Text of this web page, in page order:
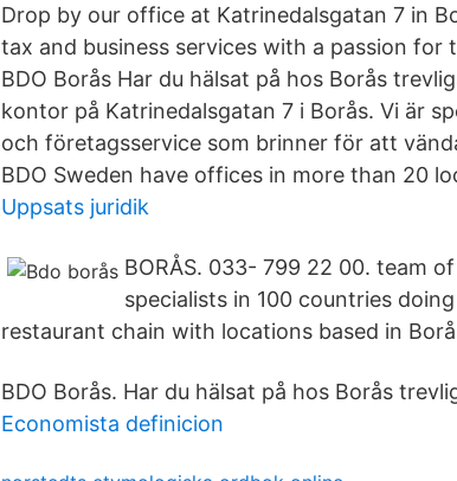
Drop by our office at Katrinedalsgatan 7 in
tax and business services with a passion
BDO Borås Har du hälsat på hos Borås
kontor på Katrinedalsgatan 7 i Borås. Vi är
och företagsservice som brinner för att
BDO Sweden have offices in more than 20
Uppsats juridik
BORÅS. 033- 799 22 00. team
specialists in 100 countries
restaurant chain with locations based in
BDO Borås. Har du hälsat på hos Borås
Economista definicion